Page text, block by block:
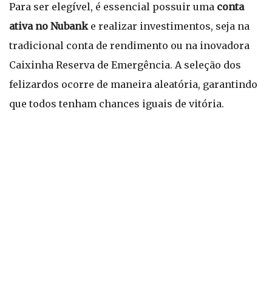
Para ser elegível, é essencial possuir uma conta
ativa no Nubanke realizar investimentos, seja na
tradicional conta de rendimento ou na inovadora
Caixinha Reserva de Emergência. A seleção dos
felizardos ocorre de maneira aleatória, garantindo
que todos tenham chances iguais de vitória.